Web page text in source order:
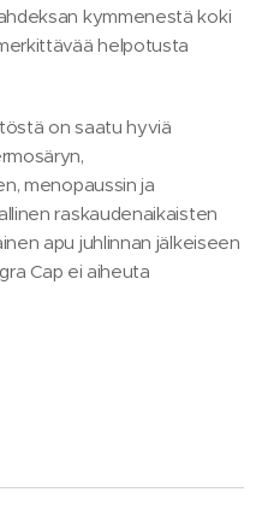
kymmenestä koki
helpotusta
on saatu hyviä
menopaussin ja
raskaudenaikaisten
apu juhlinnan jälkeiseen
Cap ei aiheuta